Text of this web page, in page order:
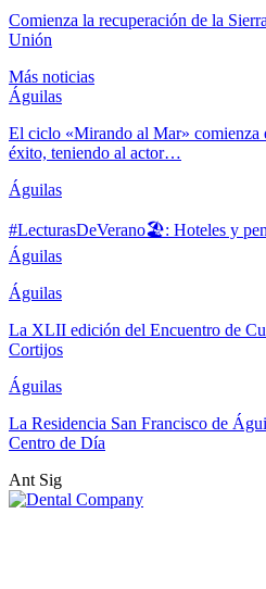
Comienza la recuperación de la
Unión
Más noticias
Águilas
El ciclo «Mirando al Mar» comienza
éxito, teniendo al actor…
Águilas
#LecturasDeVerano🏖: Hoteles y
Águilas
Águilas
La XLII edición del Encuentro de
Cortijos
Águilas
La Residencia San Francisco de
Centro de Día
Ant Sig